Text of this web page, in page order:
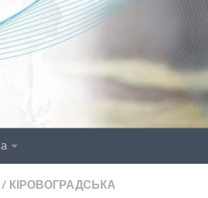
/ КІРОВОГРАДСЬКА